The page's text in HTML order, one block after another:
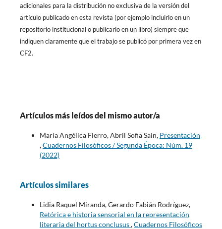
adicionales para la distribución no exclusiva de la versión del
artículo publicado en esta revista (por ejemplo incluirlo en un
repositorio institucional o publicarlo en un libro) siempre que
indiquen claramente que el trabajo se publicó por primera vez en
CF2.
Artículos más leídos del mismo autor/a
María Angélica Fierro, Abril Sofia Sain, Presentación
,Cuadernos Filosóficos / Segunda Época: Núm. 19
(2022)
Artículos similares
Lidia Raquel Miranda, Gerardo Fabián Rodríguez,
Retórica e historia sensorial en la representación
literaria del hortus conclusus,Cuadernos Filosóficos